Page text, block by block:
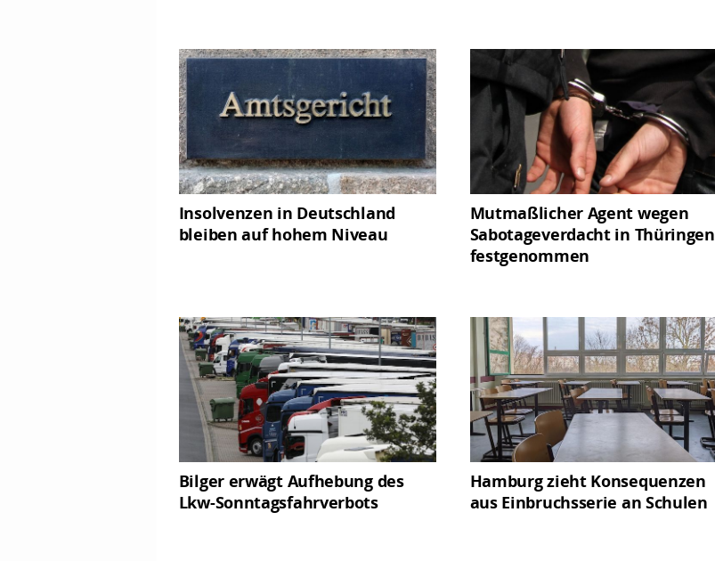
Insolvenzen in Deutschland
bleiben auf hohem Niveau
Mutmaßlicher Agent wegen
Sabotageverdacht in Thüringen
festgenommen
Bilger erwägt Aufhebung des
Lkw-Sonntagsfahrverbots
Hamburg zieht Konsequenzen
aus Einbruchsserie an Schulen